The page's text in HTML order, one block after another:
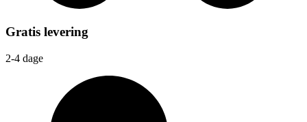
Gratis levering
2-4 dage